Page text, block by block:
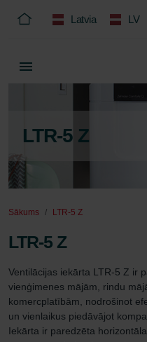
Latvia LV
LTR-5 Z
Sākums LTR-5 Z
LTR-5 Z
Ventilācijas iekārta LTR-5 Z ir
vienģimenes mājām, rindu
komercplatībām, nodrošinot
un vienlaikus piedāvājot
Iekārta ir paredzēta